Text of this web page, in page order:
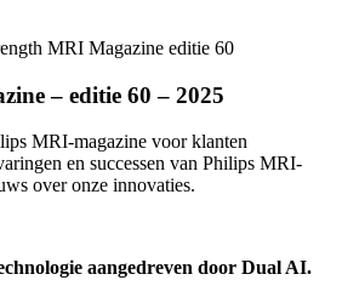
MRI Magazine editie 60
– editie 60 – 2025
MRI-magazine voor klanten
en successen van Philips MRI-
over onze innovaties.
aangedreven door Dual AI.